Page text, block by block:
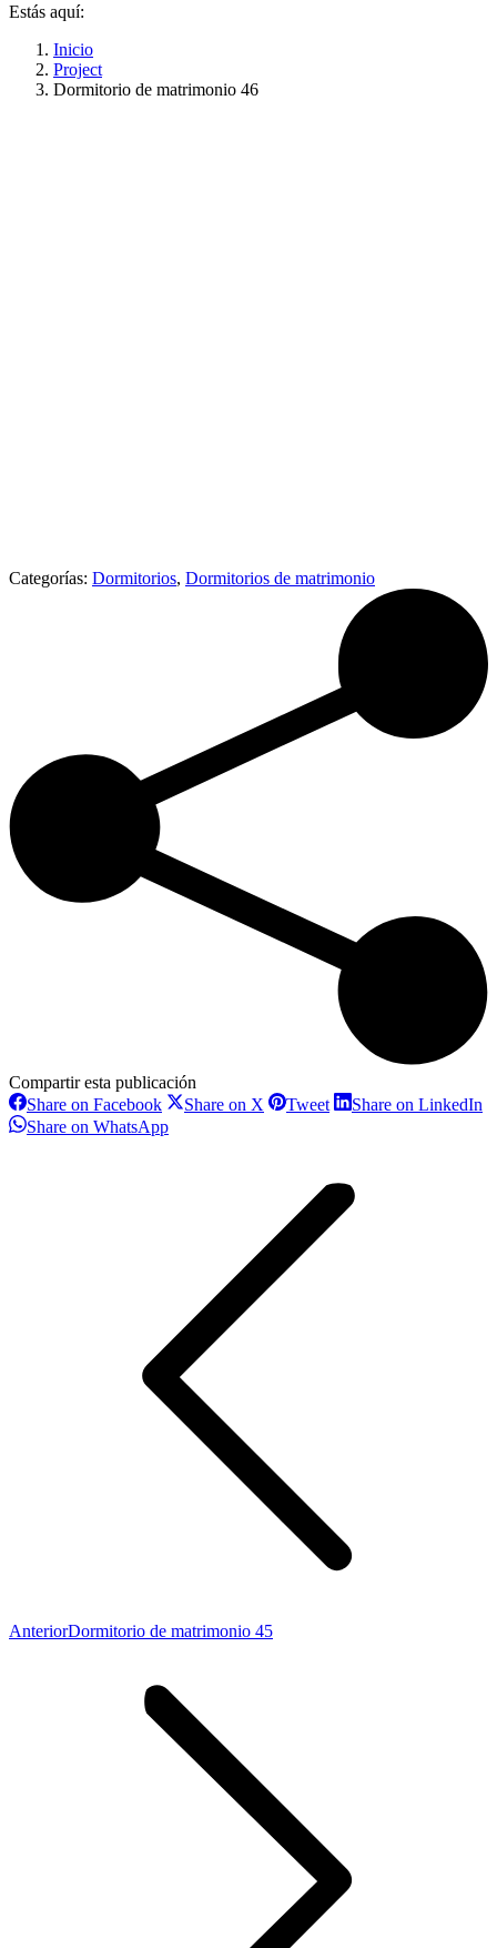
Estás aquí:
Inicio
Project
Dormitorio de matrimonio 46
Categorías: Dormitorios, Dormitorios de matrimonio
Compartir esta publicación
Share on FacebookShare
on
Facebook
Share on X ShareTweetShareShare on LinkedIn
Share on WhatsAppShare
AnteriorProyecto
Dormitorio de matrimonio 45